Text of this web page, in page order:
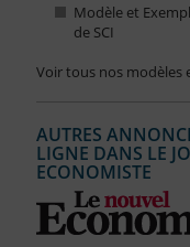
Modèle et
de SCI
Voir tous nos modèles
AUTRES
LIGNE DANS LE
ECONOMISTE